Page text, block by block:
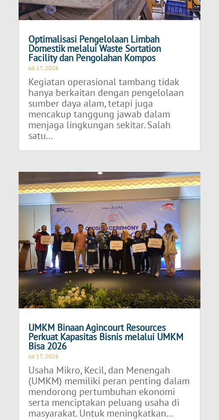
Optimalisasi Pengelolaan Limbah
Domestik melalui Waste Sortation
Facility dan Pengolahan Kompos
Jul 17, 2026
Kegiatan operasional tambang tidak
hanya berkaitan dengan pengelolaan
sumber daya alam, tetapi juga
mencakup tanggung jawab dalam
menjaga lingkungan sekitar. Salah
satu...
UMKM Binaan Agincourt Resources
Perkuat Kapasitas Bisnis melalui UMKM
Bisa 2026
Jul 17, 2026
Usaha Mikro, Kecil, dan Menengah
(UMKM) memiliki peran penting dalam
mendorong pertumbuhan ekonomi
serta menciptakan peluang usaha di
masyarakat. Untuk meningkatkan...